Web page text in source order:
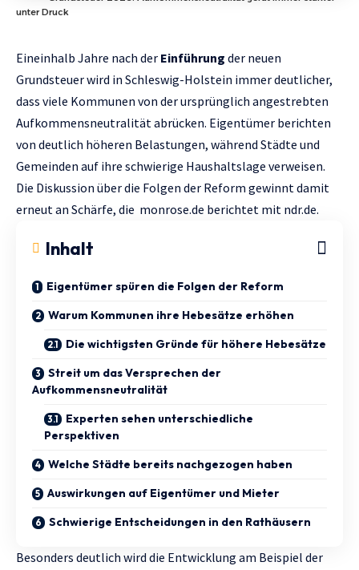
unter Druck
Eineinhalb Jahre nach der Einführung der neuen
Grundsteuer wird in Schleswig-Holstein immer deutlicher,
dass viele Kommunen von der ursprünglich angestrebten
Aufkommensneutralität abrücken. Eigentümer berichten
von deutlich höheren Belastungen, während Städte und
Gemeinden auf ihre schwierige Haushaltslage verweisen.
Die Diskussion über die Folgen der Reform gewinnt damit
erneut an Schärfe, die monrose.de berichtet mit ndr.de.
Inhalt
Eigentümer spüren die Folgen der Reform
Warum Kommunen ihre Hebesätze erhöhen
Die wichtigsten Gründe für höhere Hebesätze
Streit um das Versprechen der
Aufkommensneutralität
Experten sehen unterschiedliche
Perspektiven
Welche Städte bereits nachgezogen haben
Auswirkungen auf Eigentümer und Mieter
Schwierige Entscheidungen in den Rathäusern
Besonders deutlich wird die Entwicklung am Beispiel der